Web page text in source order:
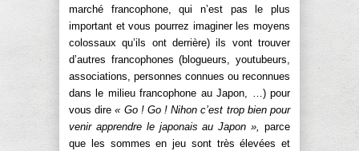
marché francophone, qui n’est pas le plus
important et vous pourrez imaginer les moyens
colossaux qu’ils ont derrière) ils vont trouver
d’autres francophones (blogueurs, youtubeurs,
associations, personnes connues ou reconnues
dans le milieu francophone au Japon, …) pour
vous dire« Go ! Go ! Nihon c’est trop bien pour
venir apprendre le japonais au Japon », parce
que les sommes en jeu sont très élevées et